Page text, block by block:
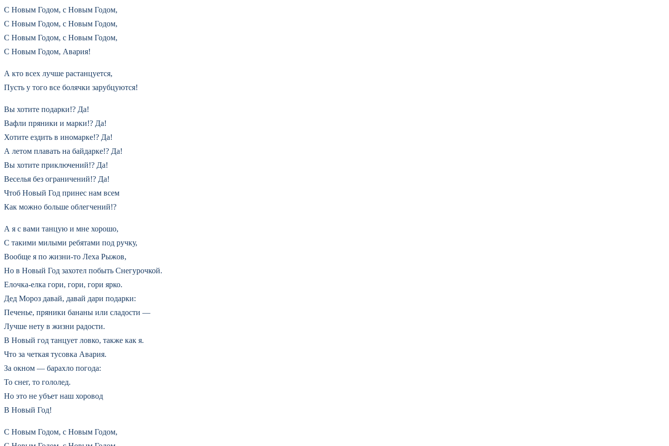
С Новым Годом, с Новым Годом,
С Новым Годом, с Новым Годом,
С Новым Годом, с Новым Годом,
С Новым Годом, Авария!
А кто всех лучше растанцуется,
Пусть у того все болячки зарубцуются!
Вы хотите подарки!? Да!
Вафли пряники и марки!? Да!
Хотите ездить в иномарке!? Да!
А летом плавать на байдарке!? Да!
Вы хотите приключений!? Да!
Веселья без ограничений!? Да!
Чтоб Новый Год принес нам всем
Как можно больше облегчений!?
А я с вами танцую и мне хорошо,
С такими милыми ребятами под ручку,
Вообще я по жизни-то Леха Рыжов,
Но в Новый Год захотел побыть Снегурочкой.
Елочка-елка гори, гори, гори ярко.
Дед Мороз давай, давай дари подарки:
Печенье, пряники бананы или сладости —
Лучше нету в жизни радости.
В Новый год танцует ловко, также как я.
Что за четкая тусовка Авария.
За окном — барахло погода:
То снег, то гололед.
Но это не убъет наш хоровод
В Новый Год!
С Новым Годом, с Новым Годом,